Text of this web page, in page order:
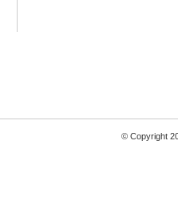
© Copyright